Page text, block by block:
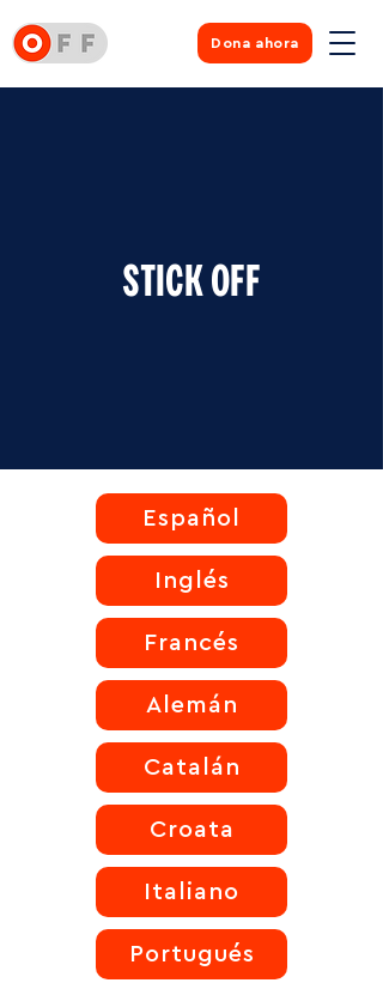
Dona ahora
STICK OFF
Español
Inglés
Francés
Alemán
Catalán
Croata
Italiano
Portugués